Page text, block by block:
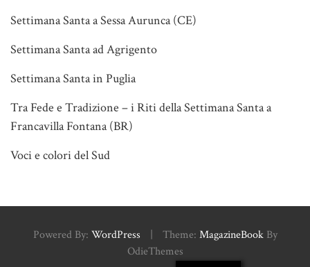
Settimana Santa a Sessa Aurunca (CE)
Settimana Santa ad Agrigento
Settimana Santa in Puglia
Tra Fede e Tradizione – i Riti della Settimana Santa a
Francavilla Fontana (BR)
Voci e colori del Sud
Powered By: WordPress Theme: MagazineBookBy
OdieThemes